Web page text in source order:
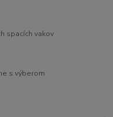
spacích vakov
s výberom